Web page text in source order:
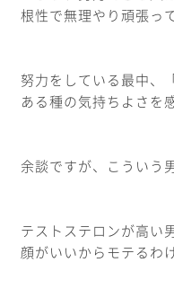
根性で無理やり頑張っ
努力をしている最中、
ある種の気持ちよさを
余談ですが、こういう
テストステロンが高い
顔がいいからモテるわ